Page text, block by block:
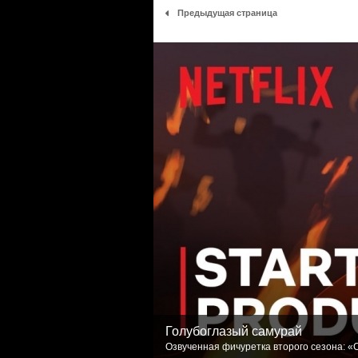
Предыдущая страница
Голубоглазый самурай
Озвученная фичуретка второго сезона: